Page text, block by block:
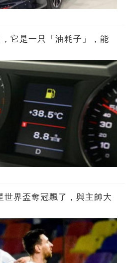
它是一只「油耗子」，能
世界盃奪冠飄了，與主帥大